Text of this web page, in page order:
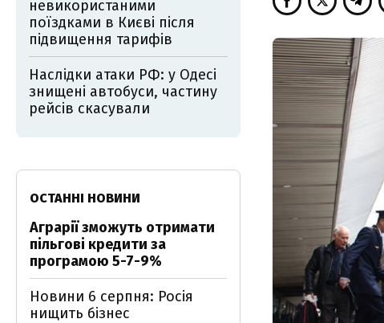
невикористаними
поїздками в Києві після
підвищення тарифів
Наслідки атаки РФ: у Одесі
знищені автобуси, частину
рейсів скасували
ОСТАННІ НОВИНИ
Аграрії зможуть отримати
пільгові кредити за
програмою 5-7-9%
Новини 6 серпня: Росія
нищить бізнес